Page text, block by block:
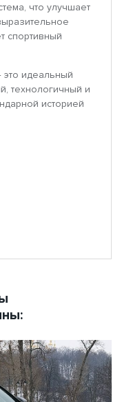
что улучшает
спортивный
это идеальный
технологичный и
историей